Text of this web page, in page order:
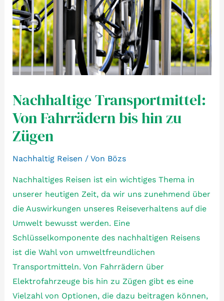
Nachhaltige Transportmittel:
Von Fahrrädern bis hin zu
Zügen
Nachhaltig Reisen / Von Bözs
Nachhaltiges Reisen ist ein wichtiges Thema in
unserer heutigen Zeit, da wir uns zunehmend über
die Auswirkungen unseres Reiseverhaltens auf die
Umwelt bewusst werden. Eine
Schlüsselkomponente des nachhaltigen Reisens
ist die Wahl von umweltfreundlichen
Transportmitteln. Von Fahrrädern über
Elektrofahrzeuge bis hin zu Zügen gibt es eine
Vielzahl von Optionen, die dazu beitragen können,